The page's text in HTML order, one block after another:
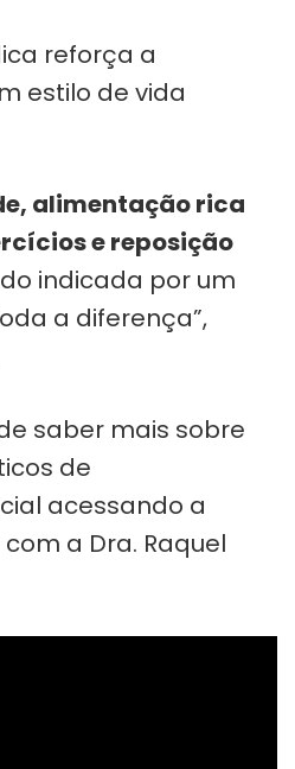
reforça a
estilo de vida
alimentação rica
e reposição
indicada por um
a diferença”,
saber mais sobre
de
acessando a
a Dra. Raquel